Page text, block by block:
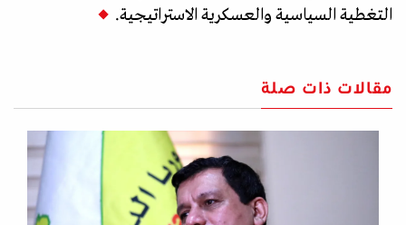
التغطية السياسية والعسكرية الاستراتيجية.
مقالات ذات صلة